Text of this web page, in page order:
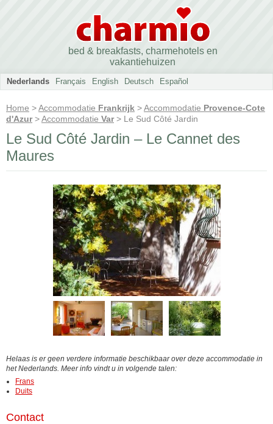
bed & breakfasts, charmehotels en
vakantiehuizen
Nederlands Français English Deutsch Español
Home >Accommodatie Frankrijk >Accommodatie Provence-Cote
d'Azur>Accommodatie Var> Le Sud Côté Jardin
Le Sud Côté Jardin – Le Cannet des
Maures
Helaas is er geen verdere informatie beschikbaar over deze accommodatie in
het Nederlands. Meer info vindt u in volgende talen:
Frans
Duits
Contact